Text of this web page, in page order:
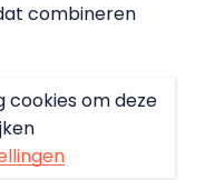
combineren
om deze